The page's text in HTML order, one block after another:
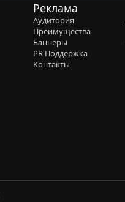
Реклама
Аудитория
Преимущества
Баннеры
PR Поддержка
Контакты